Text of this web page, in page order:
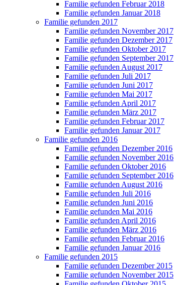
Familie gefunden Februar 2018
Familie gefunden Januar 2018
Familie gefunden 2017
Familie gefunden November 2017
Familie gefunden Dezember 2017
Familie gefunden Oktober 2017
Familie gefunden September 2017
Familie gefunden August 2017
Familie gefunden Juli 2017
Familie gefunden Juni 2017
Familie gefunden Mai 2017
Familie gefunden April 2017
Familie gefunden März 2017
Familie gefunden Februar 2017
Familie gefunden Januar 2017
Familie gefunden 2016
Familie gefunden Dezember 2016
Familie gefunden November 2016
Familie gefunden Oktober 2016
Familie gefunden September 2016
Familie gefunden August 2016
Familie gefunden Juli 2016
Familie gefunden Juni 2016
Familie gefunden Mai 2016
Familie gefunden April 2016
Familie gefunden März 2016
Familie gefunden Februar 2016
Familie gefunden Januar 2016
Familie gefunden 2015
Familie gefunden Dezember 2015
Familie gefunden November 2015